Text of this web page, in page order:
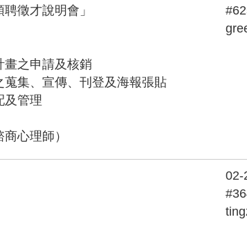
徵才說明會」
畫之申請及核銷
集、宣傳、刊登及海報張貼
及管理
心理師）
02-